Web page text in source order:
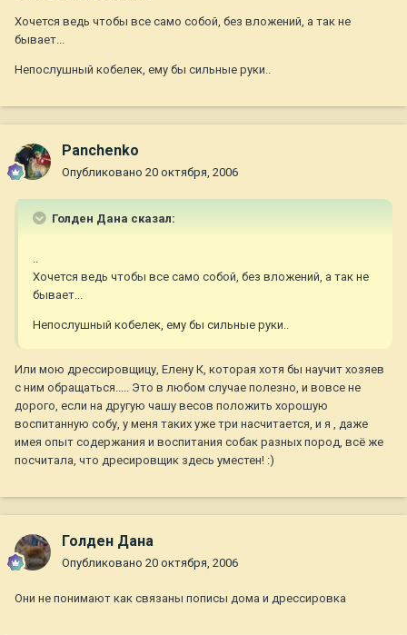
Хочется ведь чтобы все само собой, без вложений, а так не
бывает...
Непослушный кобелек, ему бы сильные руки..
Panchenko
Опубликовано 20 октября, 2006
Голден Дана сказал:
..
Хочется ведь чтобы все само собой, без вложений, а так не
бывает...
Непослушный кобелек, ему бы сильные руки..
Или мою дрессировщицу, Елену К, которая хотя бы научит хозяев
с ним обращаться..... Это в любом случае полезно, и вовсе не
дорого, если на другую чашу весов положить хорошую
воспитанную собу, у меня таких уже три насчитается, и я , даже
имея опыт содержания и воспитания собак разных пород, всё же
посчитала, что дресировщик здесь уместен! :)
Голден Дана
Опубликовано 20 октября, 2006
Они не понимают как связаны пописы дома и дрессировка